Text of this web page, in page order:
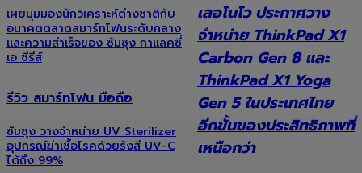
เผยมุมมองนักวิเคราะห์ต่างชาติกับ
อนาคตตลาดสมาร์ทโฟนระดับกลาง
และความสำเร็จของ ซัมซุง กาแลคซี่
เอ ซีรีส์
รีวิว สมาร์ทโฟน มือถือ
ซัมซุง วางจำหน่าย UV Sterilizer
อุปกรณ์ฆ่าเชื้อโรคด้วยรังสี UV-C
ได้ถึง 99%
เลอโนโว ประกาศวาง
จำหน่าย ThinkPad X1
Carbon Gen 8 และ
ThinkPad X1 Yoga
Gen 5 ในประเทศไทย
อีกขั้นของประสิทธิภาพที่
เหนือกว่า